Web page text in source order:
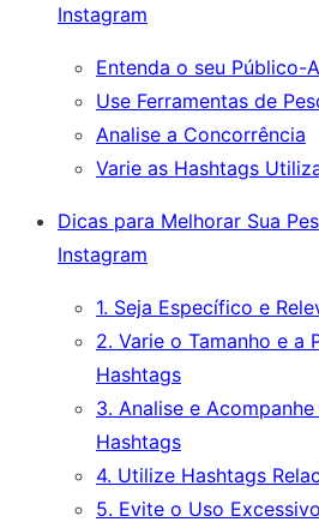
Instagram
Entenda o seu Público-
Use Ferramentas de
Analise a Concorrência
Varie as Hashtags
Dicas para Melhorar Sua
Instagram
1. Seja Específico e
2. Varie o Tamanho e a
Hashtags
3. Analise e
Hashtags
4. Utilize Hashtags
5. Evite o Uso